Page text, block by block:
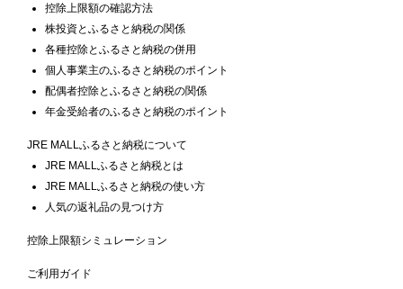
控除上限額の確認方法
株投資とふるさと納税の関係
各種控除とふるさと納税の併用
個人事業主のふるさと納税のポイント
配偶者控除とふるさと納税の関係
年金受給者のふるさと納税のポイント
JRE MALLふるさと納税について
JRE MALLふるさと納税とは
JRE MALLふるさと納税の使い方
人気の返礼品の見つけ方
控除上限額シミュレーション
ご利用ガイド